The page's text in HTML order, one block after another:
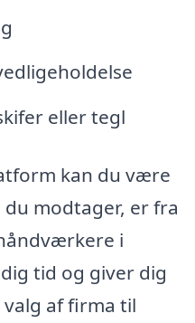
eller tegl
kan du være
modtager, er fra
i
tid og giver dig
af firma til